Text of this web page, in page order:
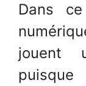
Dans
jouent